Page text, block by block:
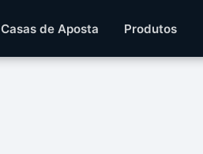
Casas de Aposta Produtos